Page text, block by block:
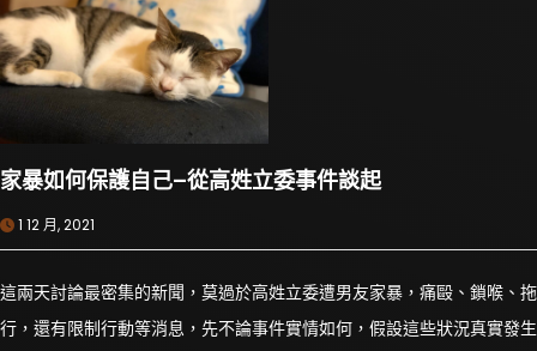
家暴如何保護自己–從高姓立委事件談起
1 12 月, 2021
這兩天討論最密集的新聞，莫過於高姓立委遭男友家暴，痛毆、鎖喉、拖
行，還有限制行動等消息，先不論事件實情如何，假設這些狀況真實發生